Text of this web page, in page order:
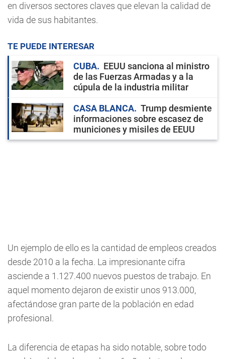
en diversos sectores claves que elevan la calidad de
vida de sus habitantes.
TE PUEDE INTERESAR
CUBA
EEUU sanciona al ministro
de las Fuerzas Armadas y a la
cúpula de la industria militar
CASA BLANCA
Trump desmiente
informaciones sobre escasez de
municiones y misiles de EEUU
Un ejemplo de ello es la cantidad de empleos creados
desde 2010 a la fecha. La impresionante cifra
asciende a 1.127.400 nuevos puestos de trabajo. En
aquel momento dejaron de existir unos 913.000,
afectándose gran parte de la población en edad
profesional.
La diferencia de etapas ha sido notable, sobre todo